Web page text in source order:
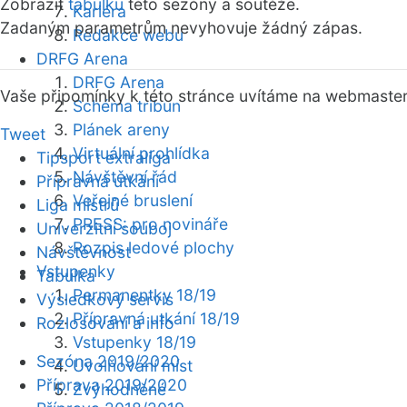
Kariéra
Redakce webu
DRFG Arena
DRFG Arena
Schéma tribun
Plánek areny
Virtuální prohlídka
Návštěvní řád
Veřejné bruslení
PRESS: pro novináře
Rozpis ledové plochy
Vstupenky
Permanentky 18/19
Přípravná utkání 18/19
Vstupenky 18/19
Uvolňování míst
Zvýhodněné
Zobrazit tabulku této sezóny a soutěže.
Zadaným parametrům nevyhovuje žádný zápas.
Vaše připomínky k této stránce uvítáme na webmaster
Tweet
Tipsport extraliga
Přípravná utkání
Liga mistrů
Univerzitní souboj
Návštěvnost
Tabulka
Výsledkový servis
Rozlosování a info
Sezóna 2019/2020
Příprava 2019/2020